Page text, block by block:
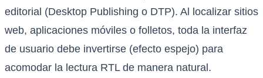
editorial (Desktop Publishing o DTP). Al localizar sitios
web, aplicaciones móviles o folletos, toda la interfaz
de usuario debe invertirse (efecto espejo) para
acomodar la lectura RTL de manera natural.